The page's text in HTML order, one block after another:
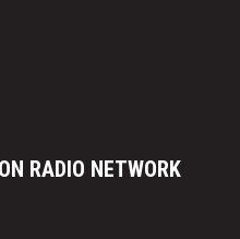
RADIO NETWORK